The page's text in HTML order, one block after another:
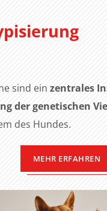
sind ein zentrales
der genetischen
des Hundes.
MEHR ERFAHREN